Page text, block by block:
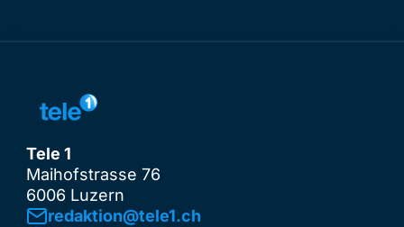
Tele 1
Maihofstrasse 76
6006 Luzern
redaktion@tele1.ch